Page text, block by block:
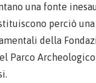
una fonte
perciò
della
Parco